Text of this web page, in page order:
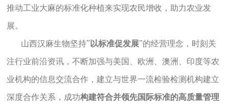
推动工业大麻的标准化种植来实现农民增收，助力农业发
展。
山西汉麻生物坚持“以标准促发展”的经营理念，时刻关
注行业前沿资讯，不断加强与美国、欧洲、澳洲、印度等农
业机构的信息交流合作，建立与世界一流检验检测机构建立
深度合作关系，成功构建符合并领先国际标准的高质量管理